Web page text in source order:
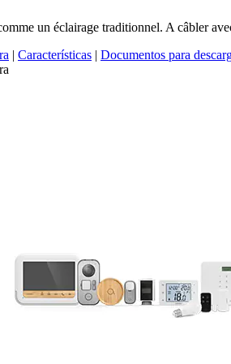
un éclairage traditionnel. A câbler
| Características | Documentos para